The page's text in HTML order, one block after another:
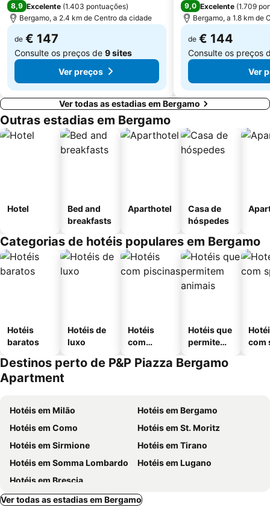
8,9 Excelente (1.403 pontuações)
Bergamo, a 2.4 km de Centro da cidade
de € 147
Consulte os preços de 9 sites
Ver preços
9,0 Excelente (1.709
Bergamo, a 1.8 km de
de € 144
Consulte os preços
Ver
Ver todas as estadias em Bergamo
Outras estadias em Bergamo
Hotel
Bed and
breakfasts
Aparthotel
Casa de
hóspedes
Categorias de hotéis populares em Bergamo
Hotéis
baratos
Hotéis de
luxo
Hotéis
com
Hotéis que
permitem
com
Destinos perto de P&P Piazza Bergamo
Apartment
Hotéis em Milão
Hotéis em Bergamo
Hotéis em Como
Hotéis em St. Moritz
Hotéis em Sirmione
Hotéis em Tirano
Hotéis em Somma Lombardo
Hotéis em Lugano
Hotéis em Brescia
Ver todas as estadias em Bergamo